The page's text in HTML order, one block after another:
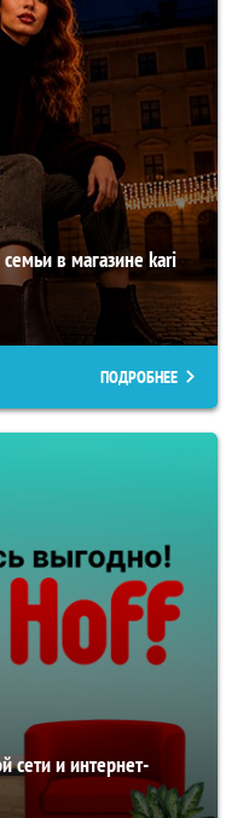
в магазине kari
ПОДРОБНЕЕ
сети и интернет-